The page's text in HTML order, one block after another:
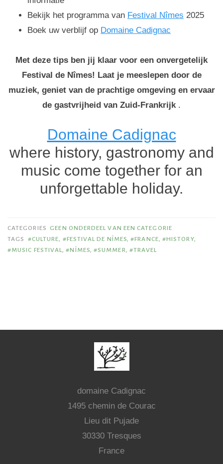
Bekijk het programma van Festival Nîmes 2025
Boek uw verblijf op Domaine Cadignac
Met deze tips ben jij klaar voor een onvergetelijk
Festival de Nîmes! Laat je meeslepen door de
muziek, geniet van de prachtige omgeving en ervaar
de gastvrijheid van Zuid-Frankrijk .
Domaine Cadignac
where history, gastronomy and
music come together for an
unforgettable holiday.
CATEGORIES GEEN ONDERDEEL VAN EEN CATEGORIE
TAGS
#CULTURE, #FESTIVAL DE NÎMES,#FRANCE, #HISTORY,
#MUSIC FESTIVAL,#NÎMES,#SUMMER, #TRAVEL
domaine Cadignac
1495 chemin de Courac
Lieu dit Pujade
30330 Tresques
France